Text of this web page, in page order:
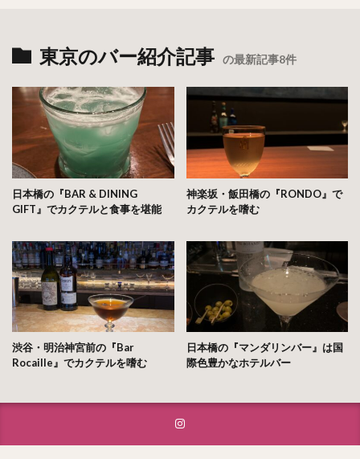
東京のバー紹介記事 の最新記事8件
日本橋の『BAR & DINING
GIFT』でカクテルと食事を堪能
神楽坂・飯田橋の『RONDO』で
カクテルを嗜む
渋谷・明治神宮前の『Bar
Rocaille』でカクテルを嗜む
日本橋の『マンダリンバー』は国
際色豊かなホテルバー